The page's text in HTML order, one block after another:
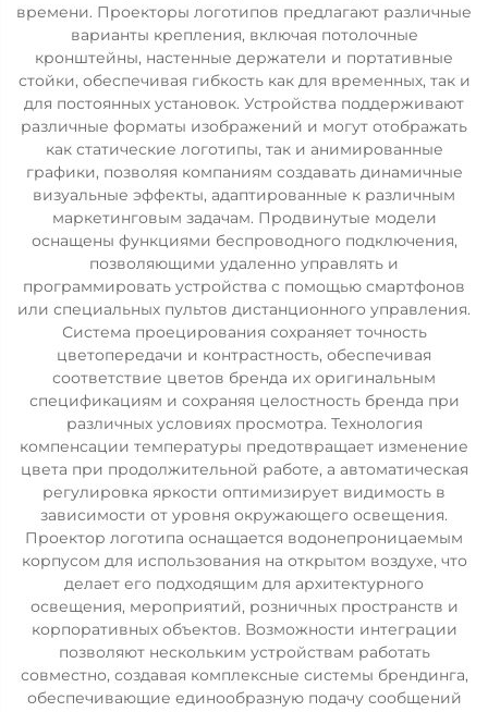
времени. Проекторы логотипов предлагают различные
варианты крепления, включая потолочные
кронштейны, настенные держатели и портативные
стойки, обеспечивая гибкость как для временных, так и
для постоянных установок. Устройства поддерживают
различные форматы изображений и могут отображать
как статические логотипы, так и анимированные
графики, позволяя компаниям создавать динамичные
визуальные эффекты, адаптированные к различным
маркетинговым задачам. Продвинутые модели
оснащены функциями беспроводного подключения,
позволяющими удаленно управлять и
программировать устройства с помощью смартфонов
или специальных пультов дистанционного управления.
Система проецирования сохраняет точность
цветопередачи и контрастность, обеспечивая
соответствие цветов бренда их оригинальным
спецификациям и сохраняя целостность бренда при
различных условиях просмотра. Технология
компенсации температуры предотвращает изменение
цвета при продолжительной работе, а автоматическая
регулировка яркости оптимизирует видимость в
зависимости от уровня окружающего освещения.
Проектор логотипа оснащается водонепроницаемым
корпусом для использования на открытом воздухе, что
делает его подходящим для архитектурного
освещения, мероприятий, розничных пространств и
корпоративных объектов. Возможности интеграции
позволяют нескольким устройствам работать
совместно, создавая комплексные системы брендинга,
обеспечивающие единообразную подачу сообщений